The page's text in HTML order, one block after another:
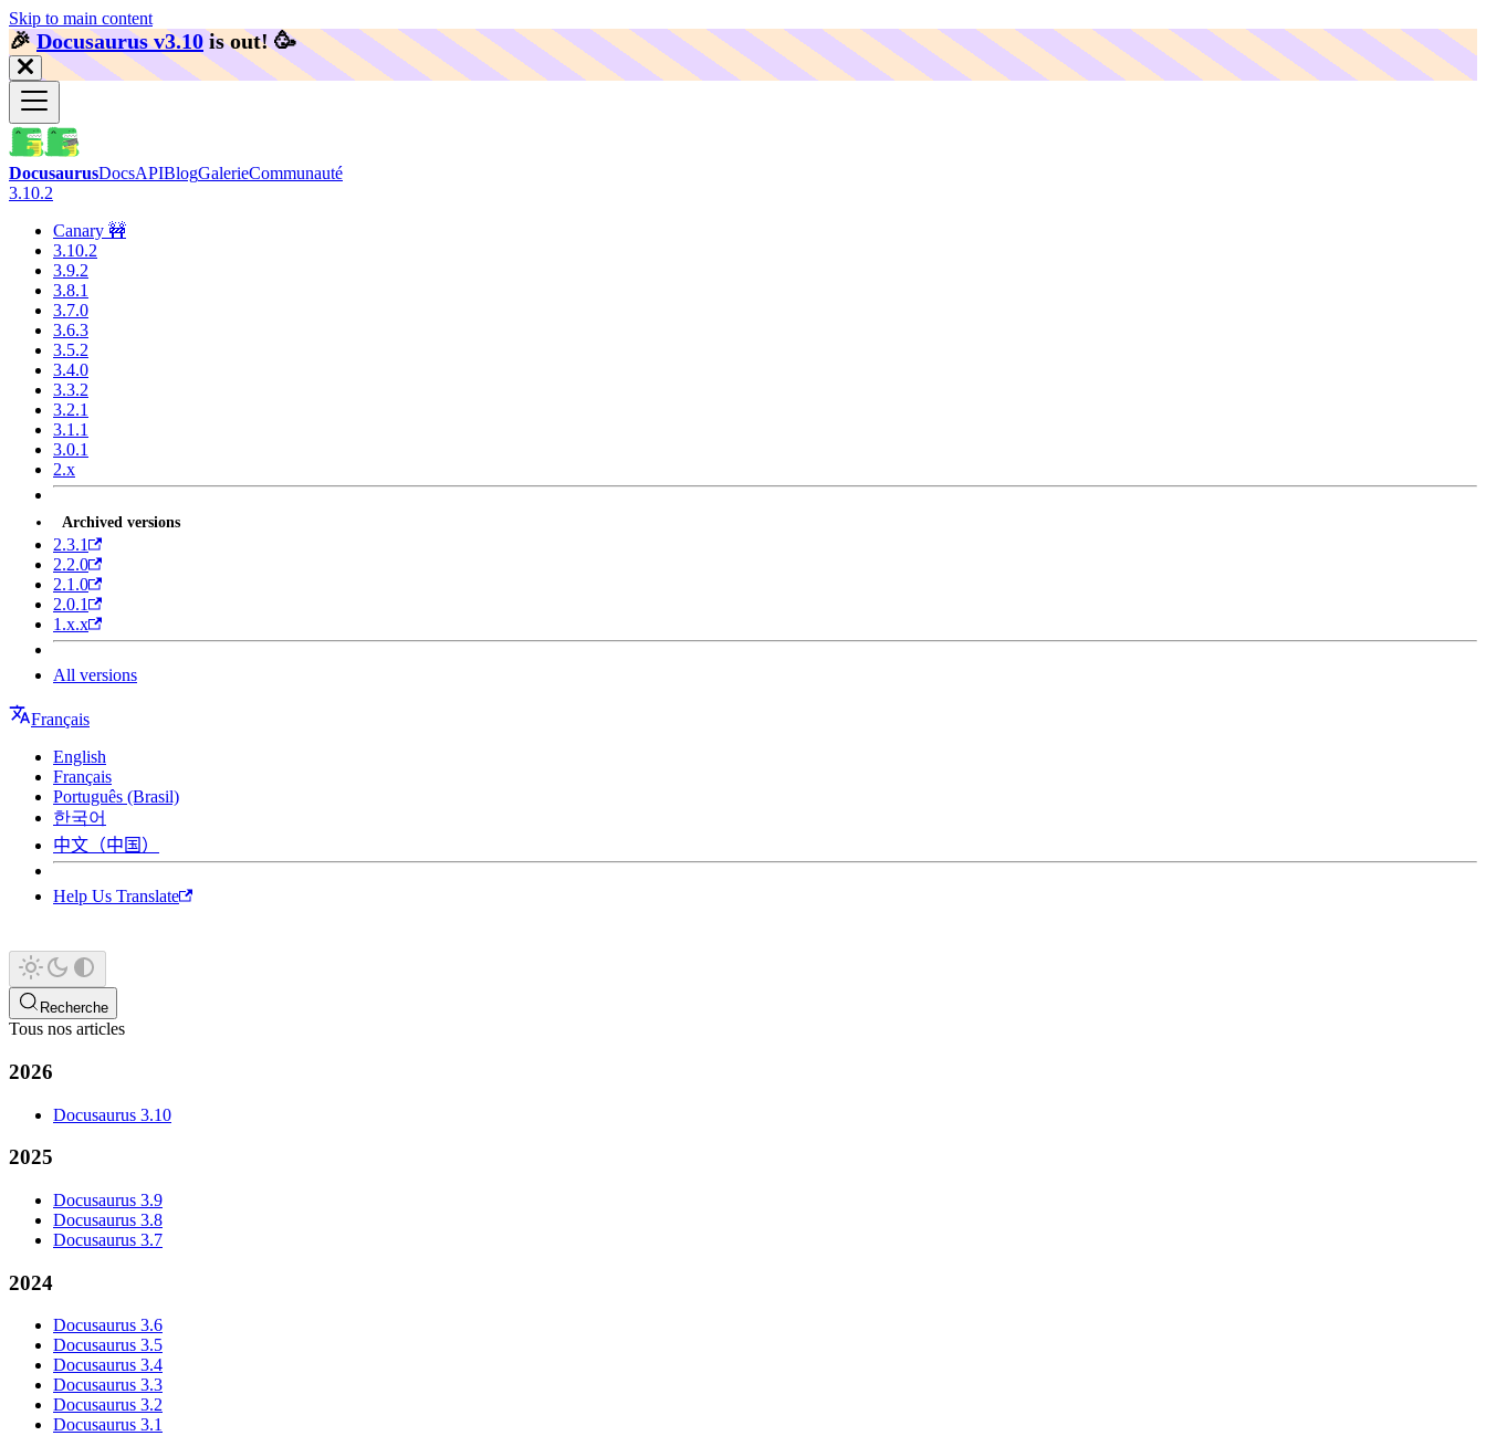
Skip to main content
🎉️Docusaurus v3.10 is out! 🥳️
DocusaurusDocsAPIBlogGalerieCommunauté
3.10.2
Canary 🚧
3.10.2
3.9.2
3.8.1
3.7.0
3.6.3
3.5.2
3.4.0
3.3.2
3.2.1
3.1.1
3.0.1
2.x
Archived versions
2.3.1
2.2.0
2.1.0
2.0.1
1.x.x
All versions
Français
English
Français
Português (Brasil)
한국어
中文（中国）
Help Us Translate
Recherche
Tous nos articles
2026
Docusaurus 3.10
2025
Docusaurus 3.9
Docusaurus 3.8
Docusaurus 3.7
2024
Docusaurus 3.6
Docusaurus 3.5
Docusaurus 3.4
Docusaurus 3.3
Docusaurus 3.2
Docusaurus 3.1